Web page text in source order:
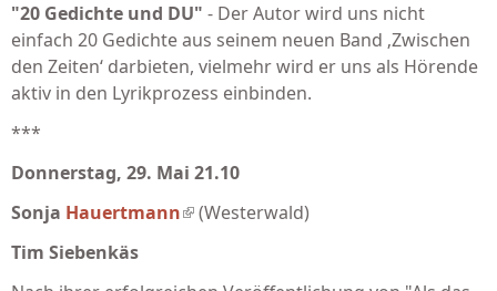
"20 Gedichte und DU" - Der Autor wird uns nicht
einfach 20 Gedichte aus seinem neuen Band ‚Zwischen
den Zeiten‘ darbieten, vielmehr wird er uns als Hörende
aktiv in den Lyrikprozess einbinden.
***
Donnerstag, 29. Mai 21.10
Sonja Hauertmann(link is external)
(Westerwald)
Tim Siebenkäs